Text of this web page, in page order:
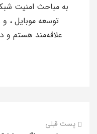
به مباحث امنیت
توسعه موبایل ،
علاقه‌مند هستم و
پست قبلی